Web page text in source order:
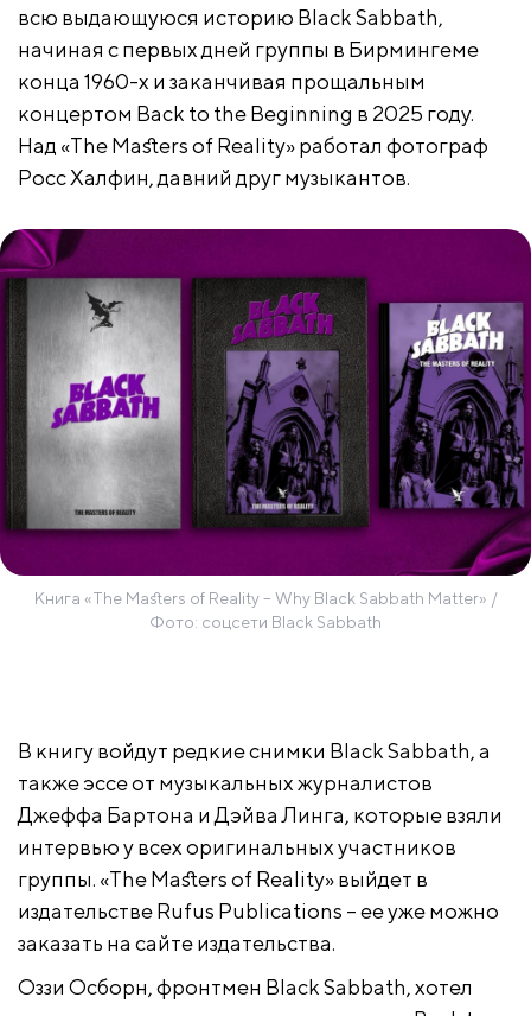
всю выдающуюся историю Black Sabbath,
начиная с первых дней группы в Бирмингеме
конца 1960-х и заканчивая прощальным
концертом Back to the Beginning в 2025 году.
Над «The Masters of Reality» работал фотограф
Росс Халфин, давний друг музыкантов.
Книга «The Masters of Reality – Why Black Sabbath Matter» /
Фото: соцсети Black Sabbath
В книгу войдут редкие снимки Black Sabbath, а
также эссе от музыкальных журналистов
Джеффа Бартона и Дэйва Линга, которые взяли
интервью у всех оригинальных участников
группы. «The Masters of Reality» выйдет в
издательстве Rufus Publications – ее уже можно
заказать на сайте издательства.
Оззи Осборн, фронтмен Black Sabbath, хотел